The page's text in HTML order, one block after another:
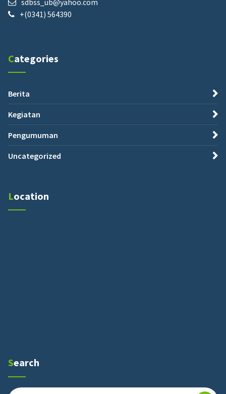
+(0341) 564390
Categories
Berita
Kegiatan
Pengumuman
Uncategorized
Location
Search